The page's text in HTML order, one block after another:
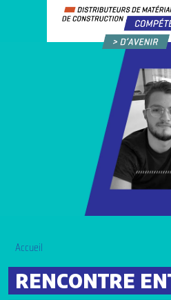
Accueil
RENCONTRE